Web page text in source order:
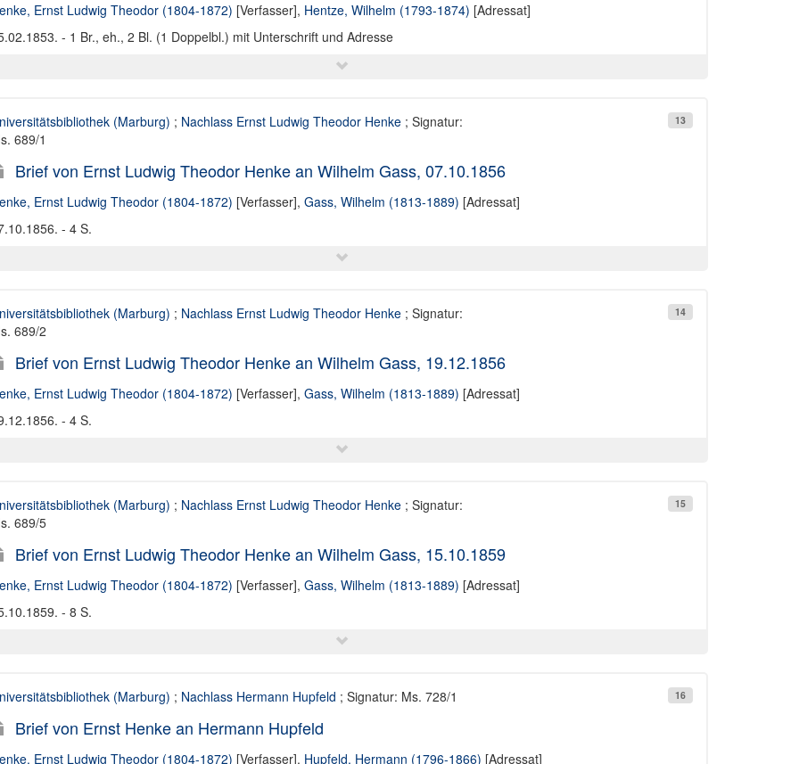
Ernst Ludwig Theodor (1804-1872) [Verfasser], Hentze, Wilhelm (1793-1874) [Adressat]
- 1 Br., eh., 2 Bl. (1 Doppelbl.) mit Unterschrift und Adresse
13
(Marburg) ; Nachlass Ernst Ludwig Theodor Henke; Signatur:
689/1
Brief von Ernst Ludwig Theodor Henke an Wilhelm Gass, 07.10.1856
Ernst Ludwig Theodor (1804-1872) [Verfasser], Gass, Wilhelm (1813-1889) [Adressat]
- 4 S.
14
(Marburg) ; Nachlass Ernst Ludwig Theodor Henke; Signatur:
689/2
Brief von Ernst Ludwig Theodor Henke an Wilhelm Gass, 19.12.1856
Ernst Ludwig Theodor (1804-1872) [Verfasser], Gass, Wilhelm (1813-1889) [Adressat]
- 4 S.
15
(Marburg) ; Nachlass Ernst Ludwig Theodor Henke; Signatur:
689/5
Brief von Ernst Ludwig Theodor Henke an Wilhelm Gass, 15.10.1859
Ernst Ludwig Theodor (1804-1872) [Verfasser], Gass, Wilhelm (1813-1889) [Adressat]
- 8 S.
16
(Marburg) ; Nachlass Hermann Hupfeld ; Signatur: Ms. 728/1
Brief von Ernst Henke an Hermann Hupfeld
Ernst Ludwig Theodor (1804-1872) [Verfasser], Hupfeld, Hermann (1796-1866) [Adressat]